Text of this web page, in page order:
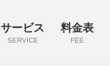
サービス
SERVICE
料金表
FEE